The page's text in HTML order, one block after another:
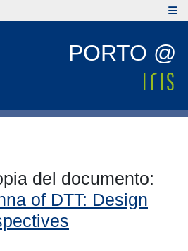
PORTO @
del documento:
of DTT: Design